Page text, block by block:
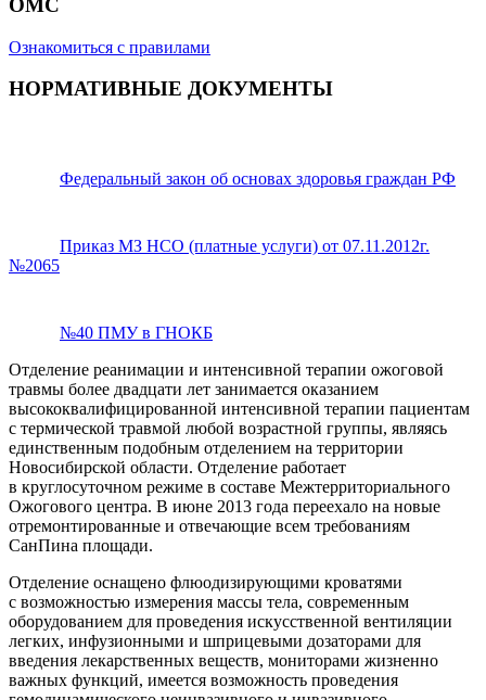
ОМС
Ознакомиться с правилами
НОРМАТИВНЫЕ ДОКУМЕНТЫ
Федеральный закон об основах здоровья граждан РФ
Приказ МЗ НСО (платные услуги) от 07.11.2012г.
№2065
№40 ПМУ в ГНОКБ
Отделение реанимации и интенсивной терапии ожоговой
травмы более двадцати лет занимается оказанием
высококвалифицированной интенсивной терапии пациентам
с термической травмой любой возрастной группы, являясь
единственным подобным отделением на территории
Новосибирской области. Отделение работает
в круглосуточном режиме в составе Межтерриториального
Ожогового центра. В июне 2013 года переехало на новые
отремонтированные и отвечающие всем требованиям
СанПина площади.
Отделение оснащено флюодизирующими кроватями
с возможностью измерения массы тела, современным
оборудованием для проведения искусственной вентиляции
легких, инфузионными и шприцевыми дозаторами для
введения лекарственных веществ, мониторами жизненно
важных функций, имеется возможность проведения